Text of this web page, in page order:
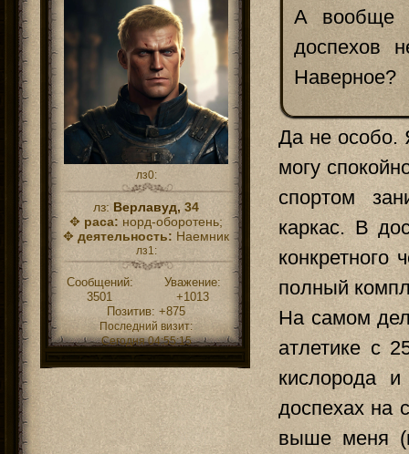
лз0:
лз: Верлавуд, 34
✥ раса: норд-оборотень;
✥ деятельность: Наемник
лз1:
Сообщений:
3501
Уважение:
+1013
Позитив: +875
Последний визит:
Сегодня 04:55:15
А вообще
доспехов
Наверное?
Да не особо.
могу
спортом
каркас. В
полный
На самом
атлетике с
кислорода
доспехах на
выше меня